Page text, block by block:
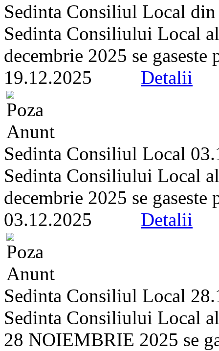
Sedinta Consiliul Local
Sedinta Consiliului Local
decembrie 2025 se
19.12.2025 Detalii
Sedinta Consiliul Local
Sedinta Consiliului Local
decembrie 2025 se
03.12.2025 Detalii
Sedinta Consiliul Local
Sedinta Consiliului Local
28 NOIEMBRIE 2025 se